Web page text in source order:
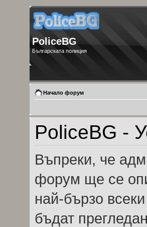
PoliceBG
Българската полиция
Начало форум
PoliceBG -
Въпреки, че
форум ще се
най-бързо
бъдат